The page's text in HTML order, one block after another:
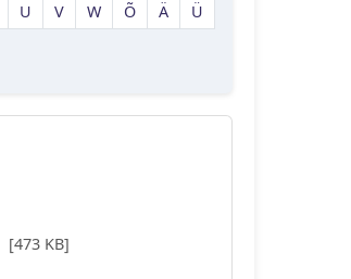
U V W Õ Ä
Ü
[473 KB]